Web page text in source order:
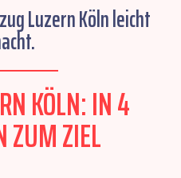
Luzern Köln leicht
KÖLN: IN 4
ZUM ZIEL